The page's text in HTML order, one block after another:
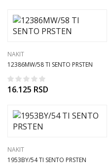
NAKIT
12386MW/58 TI SENTO PRSTEN
16.125 RSD
NAKIT
1953BY/54 TI SENTO PRSTEN